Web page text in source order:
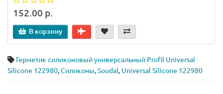
152.00 р.
В корзину
Герметик силиконовый универсальный Profil Universal
Silicone 122980,Силиконы,Soudal, Universal Silicone 122980